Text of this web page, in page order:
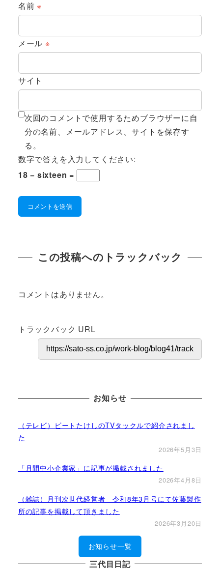
名前※
メール ※
サイト
次回のコメントで使用するためブラウザーに自
分の名前、メールアドレス、サイトを保存す
る。
数字で答えを入力してください:
18 − sixteen =
この投稿へのトラックバック
コメントはありません。
トラックバック URL
お知らせ
（テレビ）ビートたけしのTVタックルで紹介されまし
た
2026年5月3日
「月間中小企業家」に記事が掲載されました
2026年4月8日
（雑誌）月刊次世代経営者 令和8年3月号にて佐藤製作
所の記事を掲載して頂きました
2026年3月20日
お知らせ一覧
三代目日記